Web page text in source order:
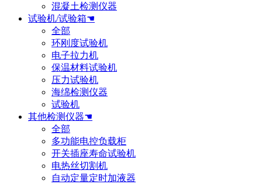
混凝土检测仪器
试验机/试验箱☚
全部
环刚度试验机
电子拉力机
保温材料试验机
压力试验机
海绵检测仪器
试验机
其他检测仪器☚
全部
多功能电控负载柜
开关插座寿命试验机
电热丝切割机
自动定量定时加液器